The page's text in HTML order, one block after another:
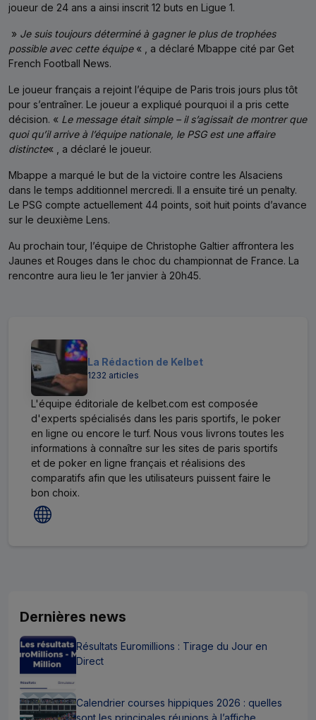
joueur de 24 ans a ainsi inscrit 12 buts en Ligue 1.
» Je suis toujours déterminé à gagner le plus de trophées
possible avec cette équipe« , a déclaré Mbappe cité par Get
French Football News.
Le joueur français a rejoint l’équipe de Paris trois jours plus tôt
pour s’entraîner. Le joueur a expliqué pourquoi il a pris cette
décision. « Le message était simple – il s’agissait de montrer que
quoi qu’il arrive à l’équipe nationale, le PSG est une affaire
distincte« , a déclaré le joueur.
Mbappe a marqué le but de la victoire contre les Alsaciens
dans le temps additionnel mercredi. Il a ensuite tiré un penalty.
Le PSG compte actuellement 44 points, soit huit points d’avance
sur le deuxième Lens.
Au prochain tour, l’équipe de Christophe Galtier affrontera les
Jaunes et Rouges dans le choc du championnat de France. La
rencontre aura lieu le 1er janvier à 20h45.
La Rédaction de Kelbet
1232 articles
L'équipe éditoriale de kelbet.com est composée
d'experts spécialisés dans les paris sportifs, le poker
en ligne ou encore le turf. Nous vous livrons toutes les
informations à connaître sur les sites de paris sportifs
et de poker en ligne français et réalisions des
comparatifs afin que les utilisateurs puissent faire le
bon choix.
Dernières news
Résultats Euromillions : Tirage du Jour en
Direct
Calendrier courses hippiques 2026 : quelles